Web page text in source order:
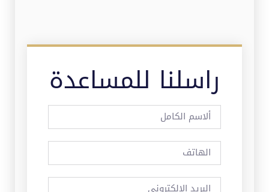
راسلنا للمساعدة